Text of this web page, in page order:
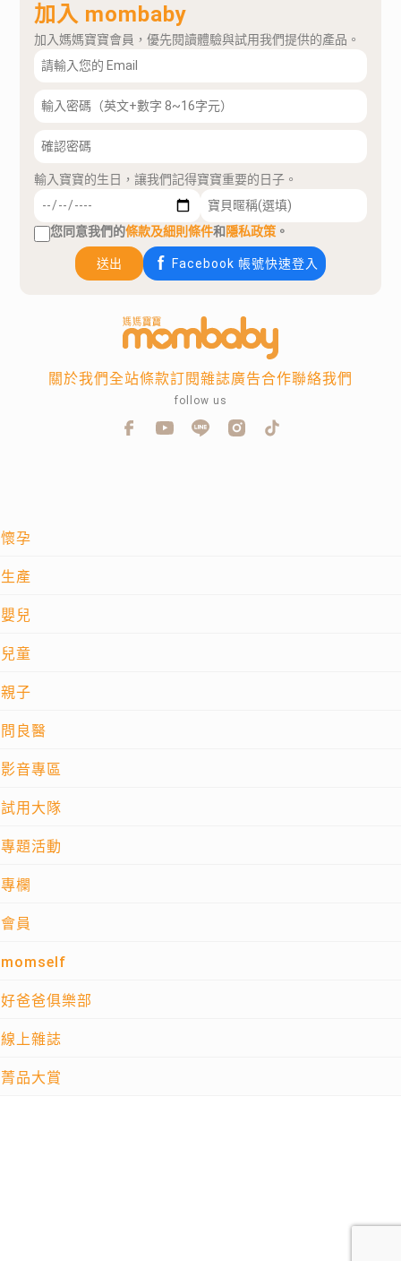
加入 mombaby
加入媽媽寶寶會員，優先閱讀體驗與試用我們提供的產品。
輸入寶寶的生日，讓我們記得寶寶重要的日子。
您同意我們的條款及細則條件和隱私政策 。
送出 Facebook 帳號快速登入
懷孕
生產
嬰兒
兒童
親子
問良醫
影音專區
試用大隊
專題活動
專欄
會員
momself
好爸爸俱樂部
線上雜誌
菁品大賞
關於我們全站條款訂閱雜誌廣告合作聯絡我們
follow us